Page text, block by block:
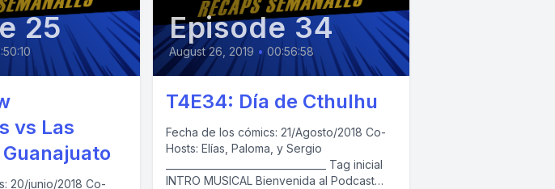
25
vs Las
junio/2018 Co-
Episode 34
August 26, 2019 • 00:56:58
T4E34: Día de Cthulhu
Fecha de los cómics: 21/Agosto/2018 Co-
Hosts: Elías, Paloma, y Sergio
INTRO MUSICAL Bienvenida al Podcast